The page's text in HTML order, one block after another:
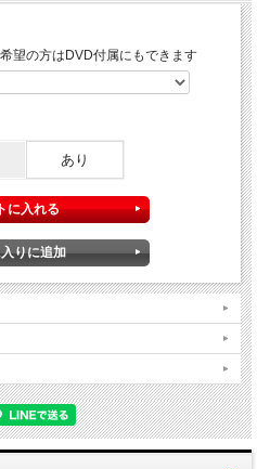
文字を描いてもらい、
ていてもらいます。
ものが浮かび上がってきま
と真っ白になっています！
を取り出してもらう事もで
望の方はDVD付属にもできます
あり